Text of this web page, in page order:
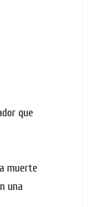
que
muerte
una